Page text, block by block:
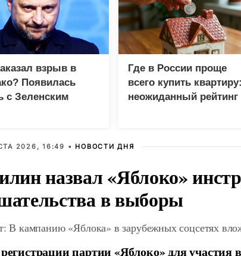
взрыв в
Появилась
с Зеленским
Где в России проще
всего купить квартиру:
неожиданный рейтинг
2026, 16:49 • НОВОСТИ ДНЯ
назвал «Яблоко»
в выборы
В кампанию «Яблока» в зарубежных соцсетях
партии «Яблоко» для участия